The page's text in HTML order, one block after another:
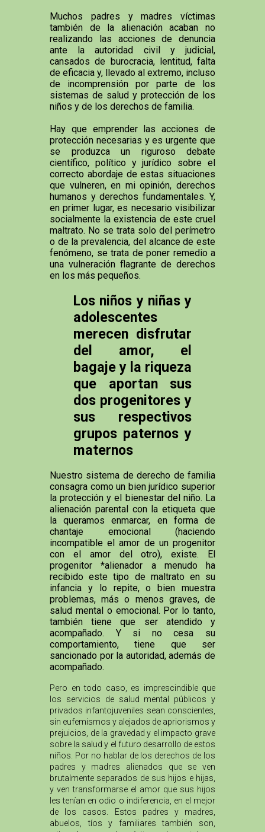
Muchos padres y madres víctimas
también de la alienación acaban no
realizando las acciones de denuncia
ante la autoridad civil y judicial,
cansados de burocracia, lentitud, falta
de eficacia y, llevado al extremo, incluso
de incomprensión por parte de los
sistemas de salud y protección de los
niños y de los derechos de familia.
Hay que emprender las acciones de
protección necesarias y es urgente que
se produzca un riguroso debate
científico, político y jurídico sobre el
correcto abordaje de estas situaciones
que vulneren, en mi opinión, derechos
humanos y derechos fundamentales. Y,
en primer lugar, es necesario visibilizar
socialmente la existencia de este cruel
maltrato. No se trata solo del perímetro
o de la prevalencia, del alcance de este
fenómeno, se trata de poner remedio a
una vulneración flagrante de derechos
en los más pequeños.
Los niños y niñas y
adolescentes
merecen disfrutar
del amor, el
bagaje y la riqueza
que aportan sus
dos progenitores y
sus respectivos
grupos paternos y
maternos
Nuestro sistema de derecho de familia
consagra como un bien jurídico superior
la protección y el bienestar del niño. La
alienación parental con la etiqueta que
la queramos enmarcar, en forma de
chantaje emocional (haciendo
incompatible el amor de un progenitor
con el amor del otro), existe. El
progenitor *alienador a menudo ha
recibido este tipo de maltrato en su
infancia y lo repite, o bien muestra
problemas, más o menos graves, de
salud mental o emocional. Por lo tanto,
también tiene que ser atendido y
acompañado. Y si no cesa su
comportamiento, tiene que ser
sancionado por la autoridad, además de
acompañado.
Pero en todo caso, es imprescindible que
los servicios de salud mental públicos y
privados infantojuveniles sean conscientes,
sin eufemismos y alejados de apriorismos y
prejuicios, de la gravedad y el impacto grave
sobre la salud y el futuro desarrollo de estos
niños. Por no hablar de los derechos de los
padres y madres alienados que se ven
brutalmente separados de sus hijos e hijas,
y ven transformarse el amor que sus hijos
les tenían en odio o indiferencia, en el mejor
de los casos. Estos padres y madres,
abuelos, tíos y familiares también son,